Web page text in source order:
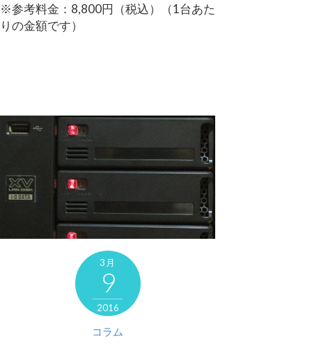
※参考料金：8,800円（税込）（1台あた
りの金額です）
3月
9
2016
コラム